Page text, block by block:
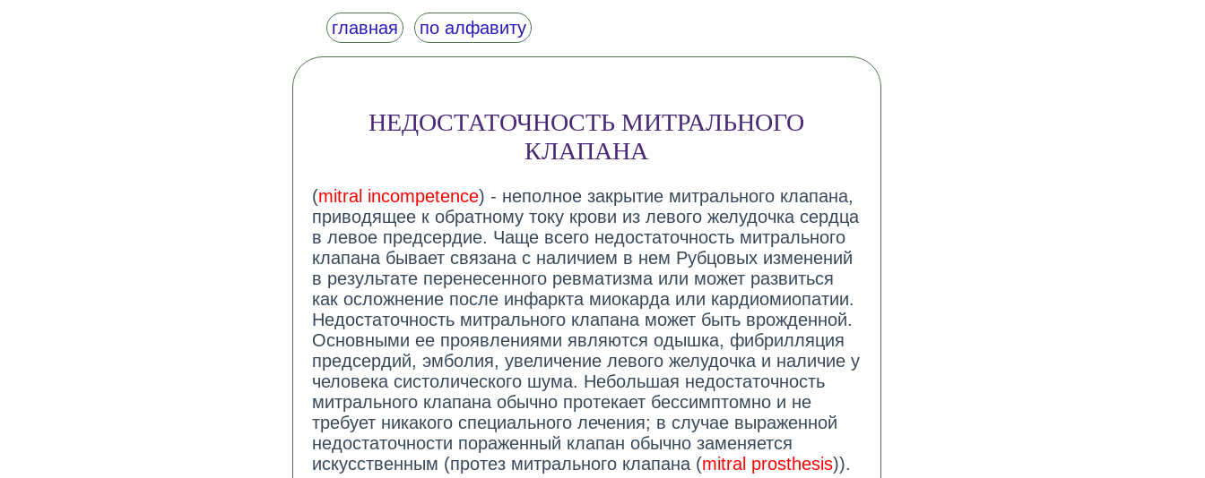
главная по алфавиту
НЕДОСТАТОЧНОСТЬ МИТРАЛЬНОГО
КЛАПАНА
(mitral incompetence) - неполное закрытие митрального клапана,
приводящее к обратному току крови из левого желудочка сердца
в левое предсердие. Чаще всего недостаточность митрального
клапана бывает связана с наличием в нем Рубцовых изменений
в результате перенесенного ревматизма или может развиться
как осложнение после инфаркта миокарда или кардиомиопатии.
Недостаточность митрального клапана может быть врожденной.
Основными ее проявлениями являются одышка, фибрилляция
предсердий, эмболия, увеличение левого желудочка и наличие у
человека систолического шума. Небольшая недостаточность
митрального клапана обычно протекает бессимптомно и не
требует никакого специального лечения; в случае выраженной
недостаточности пораженный клапан обычно заменяется
искусственным (протез митрального клапана (mitral prosthesis)).